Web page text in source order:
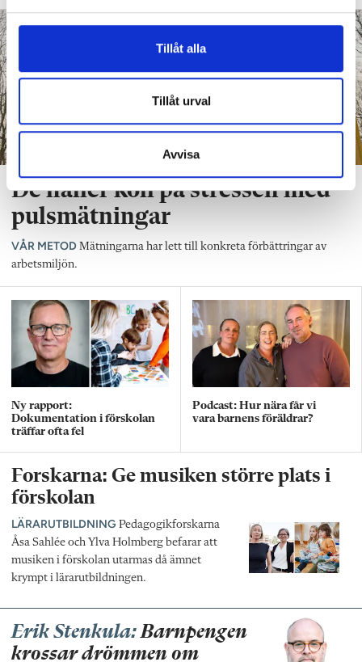
l
Tillåt alla
Tillåt urval
Avvisa
De håller koll på stressen med
pulsmätningar
VÅR METOD Mätningarna har lett till konkreta förbättringar av
arbetsmiljön.
Ny rapport:
Dokumentation i förskolan
träffar ofta fel
Podcast: Hur nära får vi
vara barnens föräldrar?
Forskarna: Ge musiken större plats i
förskolan
LÄRARUTBILDNING Pedagogikforskarna
Åsa Sahlée och Ylva Holmberg befarar att
musiken i förskolan utarmas då ämnet
krympt i lärarutbildningen.
Erik Stenkula:Barnpengen
krossar drömmen om